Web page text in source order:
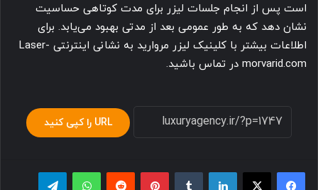
است پس از انجام جلسات لیزر برای مدت کوتاهی حساسیت
نشان دهد که به طور عمومی بعد از مدتی بهبود می‌یابد. برای
اطلاعات بیشتر با کلینیک لیزر مروارید به نشانی اینترنتی Laser-
morvarid.com در تماس باشید.
URL را کپی کنید
لینکدین ‫تامبلر پینترست‫رددیت واتس آپ تلگرام